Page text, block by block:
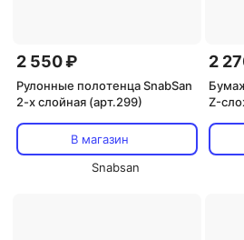
2 550 ₽
Рулонные полотенца SnabSan
2-х слойная (арт.299)
В магазин
Snabsan
2
Z-